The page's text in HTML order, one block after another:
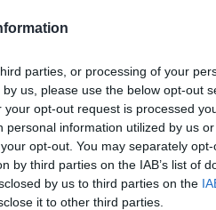
parties, or processing of your
us, please use the below opt-out
opt-out request is processed
information utilized by us
opt-out. You may separately
by third parties on the IAB’s list of
by us to third parties on the
it to other third parties.
komment
#medieval
(